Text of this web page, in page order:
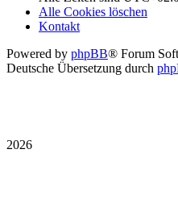
Alle Cookies löschen
Kontakt
Powered by phpBB® Forum
Deutsche Übersetzung durch
2026